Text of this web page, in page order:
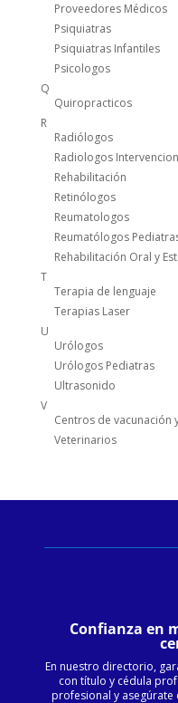
Proveedores Médicos
Psiquiatras
Psiquiatras Infantiles
Psicologos
Q
Quiropracticos
R
Radiólogos
Radiologos
Rehabilitación
Retinólogos
Reumatologos
Reumatólogos
Rehabilitación Oral y
T
Terapia de lenguaje
Terapias Laser
U
Urólogos
Urólogos Pediatras
Ultrasonido
V
Centros de vacunación
Veterinarios
Confianza en
En nuestro directorio,
con título y cédula
profesional y